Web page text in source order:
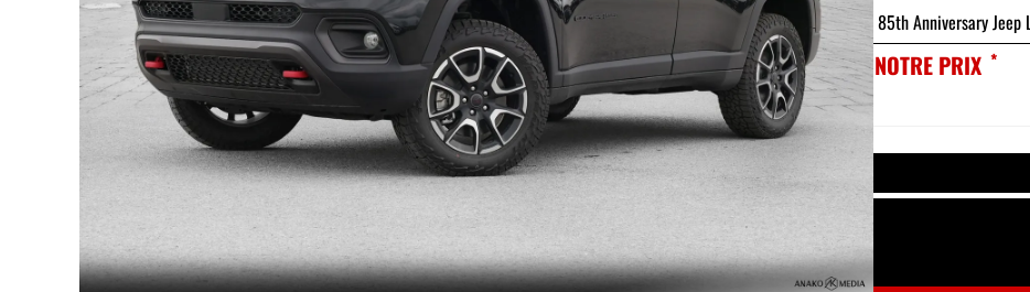
85th Anniversary
NOTRE PRIX *